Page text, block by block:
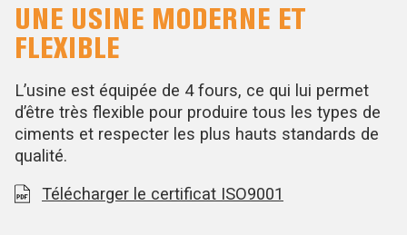
UNE USINE MODERNE ET
FLEXIBLE
L’usine est équipée de 4 fours, ce qui lui permet
d’être très flexible pour produire tous les types de
ciments et respecter les plus hauts standards de
qualité.
Télécharger le certificat ISO9001